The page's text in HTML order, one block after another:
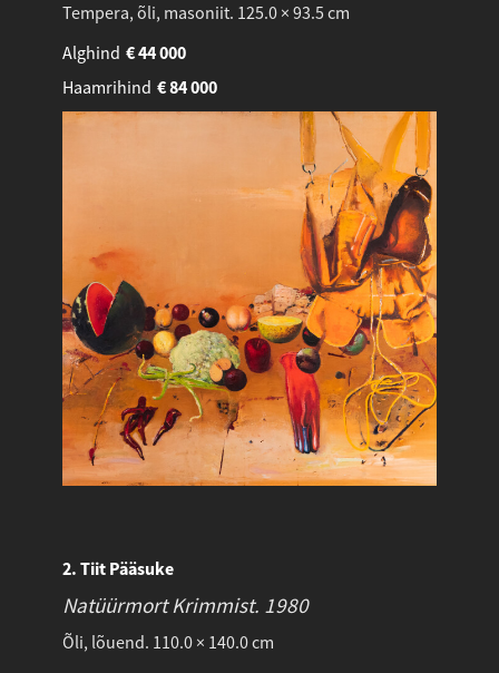
Tempera, õli, masoniit. 125.0 × 93.5 cm
Alghind
44 000
€
Haamrihind
84 000
€
2. Tiit Pääsuke
Natüürmort Krimmist. 1980
Õli, lõuend. 110.0 × 140.0 cm